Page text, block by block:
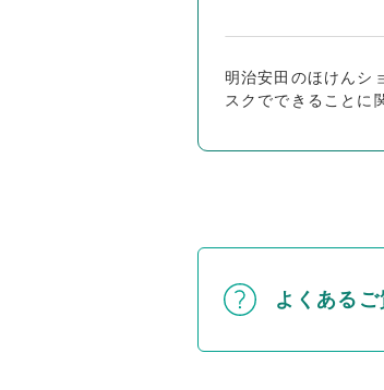
明治安田のほけんシ
スクでできることに
よくあるご